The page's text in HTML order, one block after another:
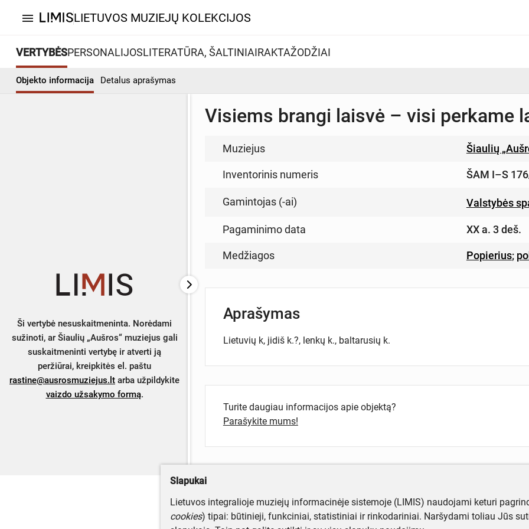
menu LIETUVOS MUZIEJŲ KOLEKCIJOS
VERTYBĖSPERSONALIJOSLITERATŪRA, ŠALTINIAIRAKTAŽODŽIAI
Objekto informacija Detalus aprašymas
Ši vertybė nesuskaitmeninta. Norėdami
sužinoti, ar Šiaulių „Aušros“ muziejus gali
suskaitmeninti vertybę ir atverti ją
peržiūrai, kreipkitės el. paštu
rastine@ausrosmuziejus.lt arba užpildykite
vaizdo užsakymo formą.
Visiems brangi laisvė – visi perkame
Muziejus Šiaulių
Inventorinis numeris ŠAM I–S
Gamintojas (-ai) Valstybės
Pagaminimo data XX a. 3 deš.
Medžiagos Popierius;
Aprašymas
Lietuvių k, jidiš k.?, lenkų k., baltarusių k.
Turite daugiau informacijos apie objektą?
Parašykite mums!
Slapukai
Lietuvos integralioje muziejų informacinėje sistemoje (LIMIS) naudojami keturi
cookies) tipai: būtinieji, funkciniai, statistiniai ir rinkodariniai. Naršydami toliau Jūs